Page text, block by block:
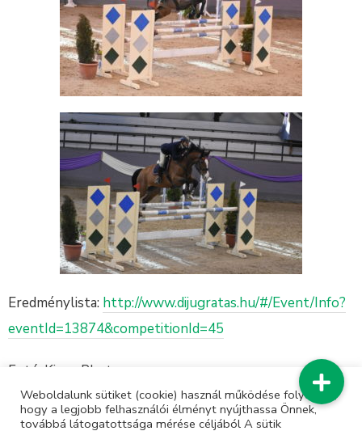
Eredménylista: http://www.dijugratas.hu/#/Event/Info?
eventId=13874&competitionId=45
Fotó: Kiruu Photo
Weboldalunk sütiket (cookie) használ működése folyamán,
hogy a legjobb felhasználói élményt nyújthassa Önnek,
továbbá látogatottsága mérése céljából A sütik